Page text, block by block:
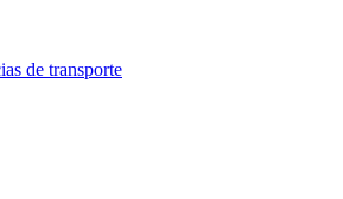
de transporte